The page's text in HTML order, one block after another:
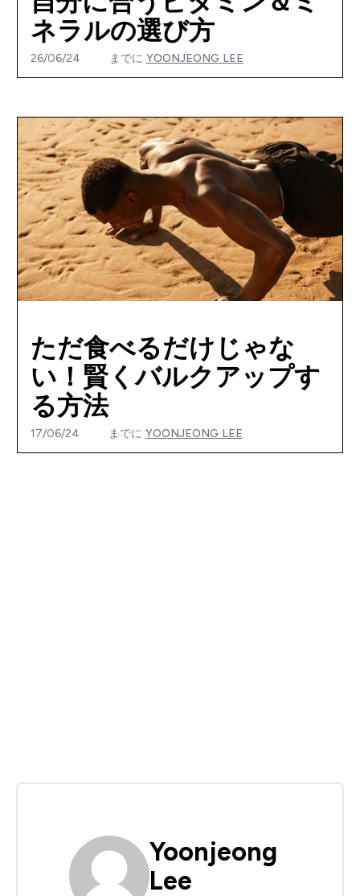
ネラルの選び方
26/06/24 までに YOONJEONG LEE
ただ食べるだけじゃな
い！賢くバルクアップす
る方法
17/06/24 までに YOONJEONG LEE
Yoonjeong
Lee